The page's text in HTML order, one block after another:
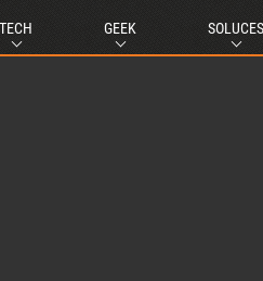
TECH GEEK SOLUCES